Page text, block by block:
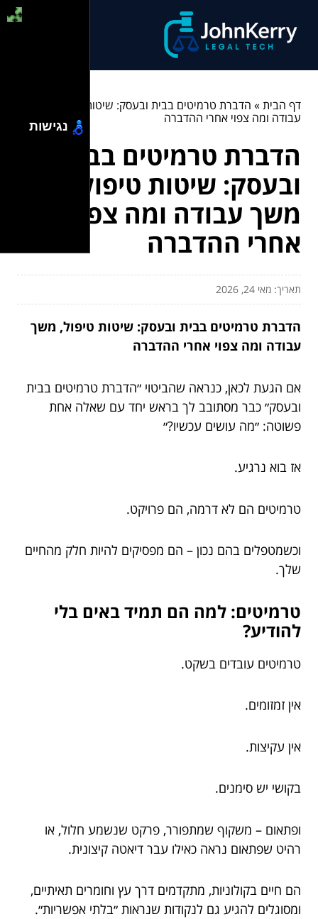
דף הבית» הדברת טרמיטים בבית ובעסק: שיטות טיפול, משך
עבודה ומה צפוי אחרי ההדברה
הדברת טרמיטים בבית
ובעסק: שיטות טיפול,
משך עבודה ומה צפוי
אחרי ההדברה
תאריך: מאי 24, 2026
הדברת טרמיטים בבית ובעסק: שיטות טיפול, משך
עבודה ומה צפוי אחרי ההדברה
אם הגעת לכאן, כנראה שהביטוי ״הדברת טרמיטים בבית
ובעסק״ כבר מסתובב לך בראש יחד עם שאלה אחת
פשוטה: ״מה עושים עכשיו?״
אז בוא נרגיע.
טרמיטים הם לא דרמה, הם פרויקט.
וכשמטפלים בהם נכון – הם מפסיקים להיות חלק מהחיים
שלך.
טרמיטים: למה הם תמיד באים בלי
להודיע?
טרמיטים עובדים בשקט.
אין זמזומים.
אין עקיצות.
בקושי יש סימנים.
ופתאום – משקוף שמתפורר, פרקט שנשמע חלול, או
רהיט שפתאום נראה כאילו עבר דיאטה קיצונית.
הם חיים בקולוניות, מתקדמים דרך עץ וחומרים תאיתיים,
ומסוגלים להגיע גם לנקודות שנראות ״בלתי אפשריות״.
נגישות